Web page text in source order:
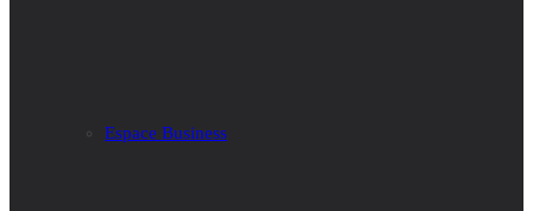
Espace Business